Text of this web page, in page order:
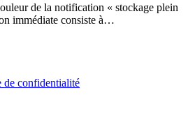
de la notification « stockage plein
immédiate consiste à…
de confidentialité